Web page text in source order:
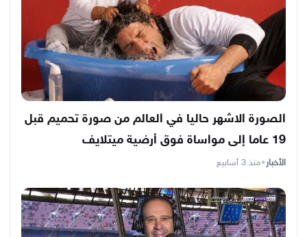
الصورة الاشهر حاليا في العالم من صورة تحميم قبل
19 عاما إلى مواساة فوق أرضية ميتلايف
الأخبار•منذ 3 أسابيع